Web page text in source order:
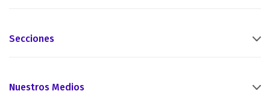
Secciones
Nuestros Medios